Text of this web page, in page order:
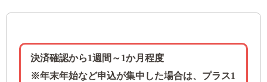
決済確認から1週間～1か月程度
※年末年始など申込が集中した場合は、プラス1